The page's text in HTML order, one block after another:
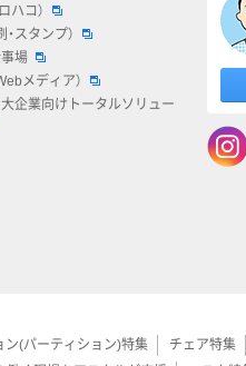
ハコ）
・スタンプ）
場
メディア）
企業向けトータルソリュー
ン(パーティション)特集 チェア特集